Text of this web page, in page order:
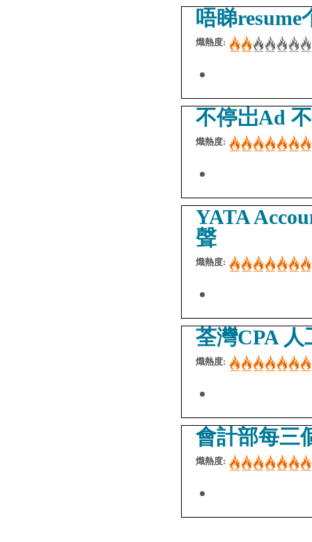
唔睇
熾熱度:
不停岀Ad
熾熱度:
YATA
聲
熾熱度:
荃灣CPA
熾熱度:
會計部每三
熾熱度: